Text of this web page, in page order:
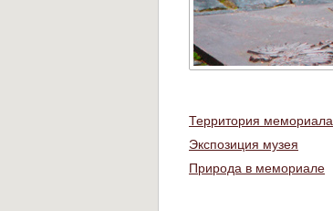
Территория мемориала
Экспозиция музея
Природа в мемориале